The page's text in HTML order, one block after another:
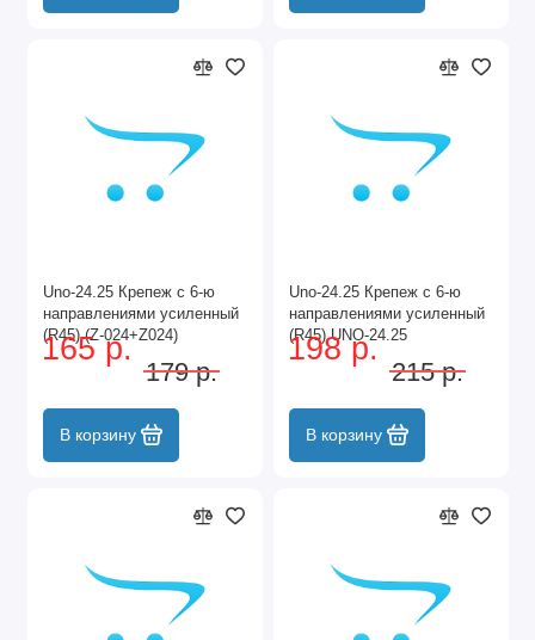
Unо-24.25 Крепеж с 6-ю
направлениями усиленный
(R45) (Z-024+Z024)
VACUUM UNO-24.25
165 р.
179 р.
В корзину
Unо-24.25 Крепеж с 6-ю
направлениями усиленный
(R45) UNO-24.25
198 р.
215 р.
В корзину